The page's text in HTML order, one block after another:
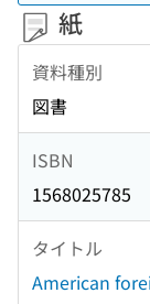
紙
資料種別
図書
ISBN
1568025785
タイトル
American